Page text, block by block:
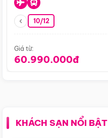
10/12
Giá từ:
60.990.000đ
KHÁCH SẠN NỔI BẬT